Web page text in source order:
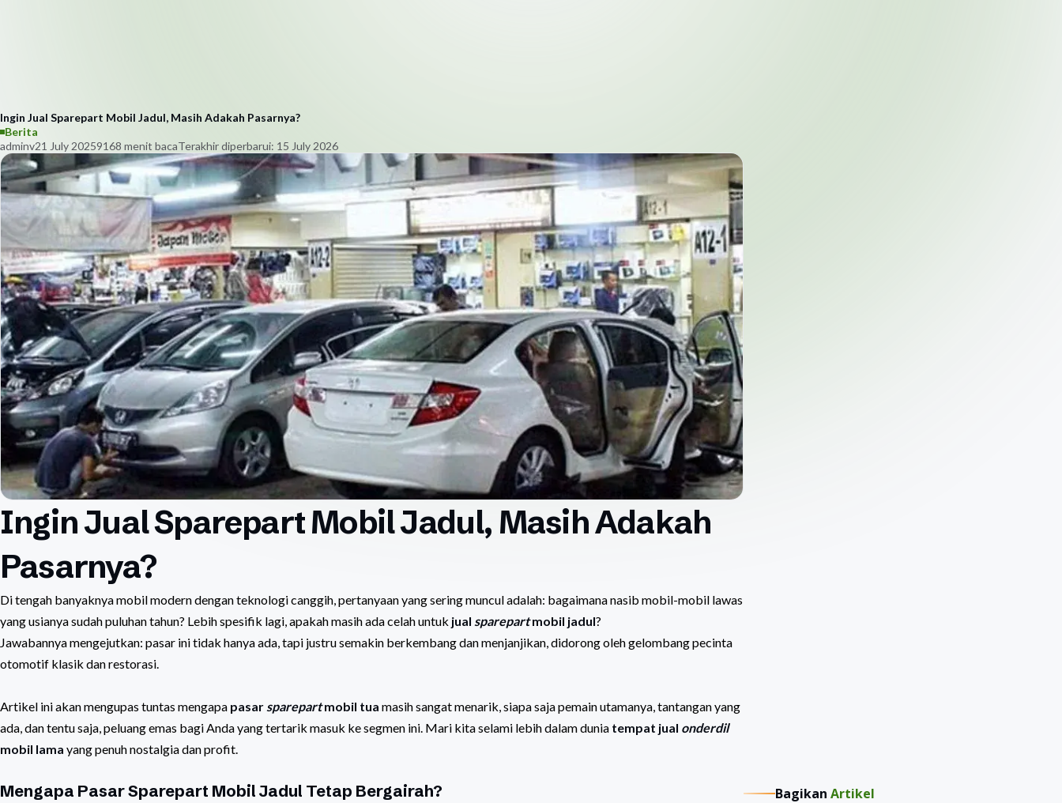
Ingin Jual Sparepart Mobil Jadul, Masih Adakah Pasarnya?
Berita
adminv21 July 20259168 menit bacaTerakhir diperbarui: 15 July 2026
Ingin Jual Sparepart Mobil Jadul, Masih Adakah
Pasarnya?
Di tengah banyaknya mobil modern dengan teknologi canggih, pertanyaan yang sering muncul adalah: bagaimana nasib mobil-mobil lawas
yang usianya sudah puluhan tahun? Lebih spesifik lagi, apakah masih ada celah untuk jual sparepartmobil jadul?
Jawabannya mengejutkan: pasar ini tidak hanya ada, tapi justru semakin berkembang dan menjanjikan, didorong oleh gelombang pecinta
otomotif klasik dan restorasi.
Artikel ini akan mengupas tuntas mengapa pasar sparepartmobil tua masih sangat menarik, siapa saja pemain utamanya, tantangan yang
ada, dan tentu saja, peluang emas bagi Anda yang tertarik masuk ke segmen ini. Mari kita selami lebih dalam dunia tempat jual onderdil
mobil lama yang penuh nostalgia dan profit.
Mengapa Pasar Sparepart Mobil Jadul Tetap Bergairah? Bagikan Artikel